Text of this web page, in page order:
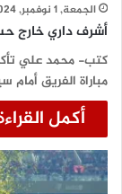
الجمعة, 1 نوفمبر, 2024 , 8:53 م
أشرف داري خارج
كتب- محمد علي
مباراة الفريق أمام
أكمل